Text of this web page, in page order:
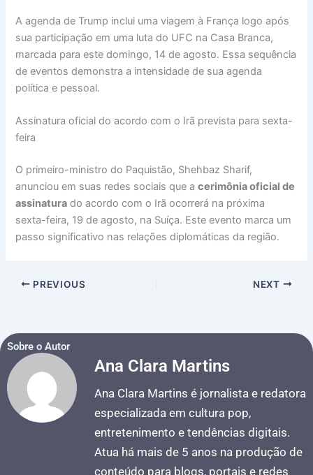
A agenda de Trump inclui uma viagem à França logo após
sua participação em uma luta do UFC na Casa Branca,
marcada para este domingo, 14 de agosto. Essa sequência
de eventos demonstra a intensidade de sua agenda
política e pessoal.
Assinatura oficial do acordo com o Irã prevista para sexta-
feira
O primeiro-ministro do Paquistão, Shehbaz Sharif,
anunciou em suas redes sociais que acerimônia oficial de
assinatura do acordo com o Irã ocorrerá na próxima
sexta-feira, 19 de agosto, na Suíça. Este evento marca um
passo significativo nas relações diplomáticas da região.
PREVIOUS NEXT
Sobre o Autor
Ana Clara Martins
Ana Clara Martins é jornalista e redatora
especializada em cultura pop,
entretenimento e tendências digitais.
Atua há mais de 5 anos na produção de
conteúdo para blogs, portais e redes